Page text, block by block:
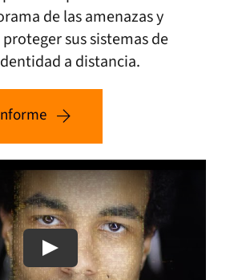
de las amenazas y
sus sistemas de
a distancia.
Play